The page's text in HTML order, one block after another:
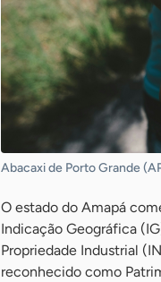
Abacaxi de Porto Grande
O estado do Amapá
Indicação Geográfica
Propriedade Industrial
reconhecido como